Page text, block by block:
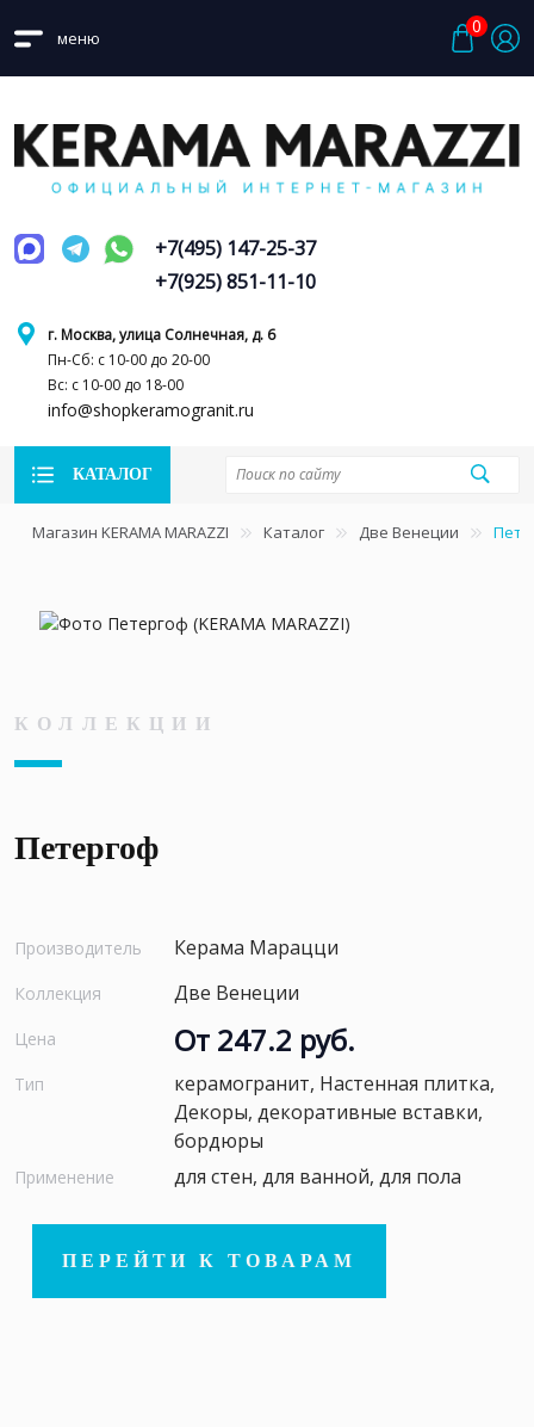
меню
0
г. Москва, улица Солнечная, д. 6
Пн-Сб: с 10-00 до 20-00
Вс: с 10-00 до 18-00
info@shopkeramogranit.ru
+7(495) 147-25-37
+7(925) 851-11-10
КАТАЛОГ
Магазин KERAMA MARAZZI Каталог Две Венеции
КОЛЛЕКЦИИ
Петергоф
Производитель Керама Марацци
Коллекция Две Венеции
Цена От 247.2 руб.
Тип
керамогранит, Настенная плитка,
Декоры, декоративные вставки,
бордюры
Применение для стен, для ванной, для пола
ПЕРЕЙТИ К ТОВАРАМ